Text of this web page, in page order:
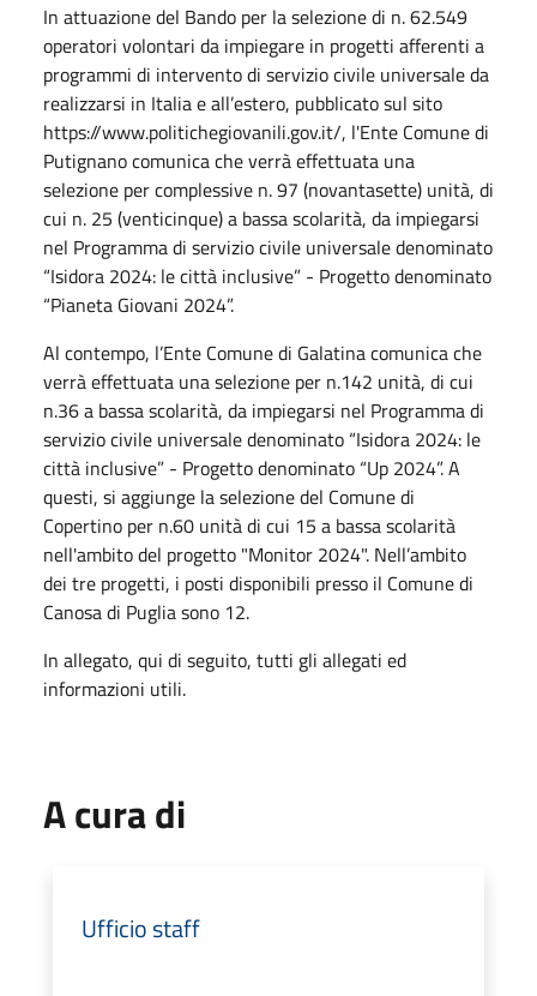
In attuazione del Bando per la selezione di n. 62.549
operatori volontari da impiegare in progetti afferenti a
programmi di intervento di servizio civile universale da
realizzarsi in Italia e all’estero, pubblicato sul sito
https://www.politichegiovanili.gov.it/, l'Ente Comune di
Putignano comunica che verrà effettuata una
selezione per complessive n. 97 (novantasette) unità, di
cui n. 25 (venticinque) a bassa scolarità, da impiegarsi
nel Programma di servizio civile universale denominato
“Isidora 2024: le città inclusive” - Progetto denominato
“Pianeta Giovani 2024”.
Al contempo, l’Ente Comune di Galatina comunica che
verrà effettuata una selezione per n.142 unità, di cui
n.36 a bassa scolarità, da impiegarsi nel Programma di
servizio civile universale denominato “Isidora 2024: le
città inclusive” - Progetto denominato “Up 2024”. A
questi, si aggiunge la selezione del Comune di
Copertino per n.60 unità di cui 15 a bassa scolarità
nell'ambito del progetto "Monitor 2024". Nell’ambito
dei tre progetti, i posti disponibili presso il Comune di
Canosa di Puglia sono 12.
In allegato, qui di seguito, tutti gli allegati ed
informazioni utili.
A cura di
Ufficio staff